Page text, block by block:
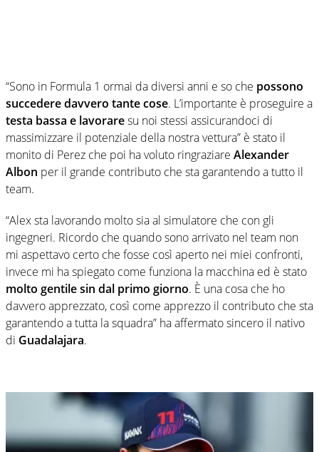
“Sono in Formula 1 ormai da diversi anni e so che possono
succedere davvero tante cose. L’importante è proseguire a
testa bassa e lavoraresu noi stessi assicurandoci di
massimizzare il potenziale della nostra vettura” è stato il
monito di Perez che poi ha voluto ringraziare Alexander
Albon per il grande contributo che sta garantendo a tutto il
team.
“Alex sta lavorando molto sia al simulatore che con gli
ingegneri. Ricordo che quando sono arrivato nel team non
mi aspettavo certo che fosse così aperto nei miei confronti,
invece mi ha spiegato come funziona la macchina ed è stato
molto gentile sin dal primo giorno. È una cosa che ho
davvero apprezzato, così come apprezzo il contributo che sta
garantendo a tutta la squadra” ha affermato sincero il nativo
di Guadalajara.